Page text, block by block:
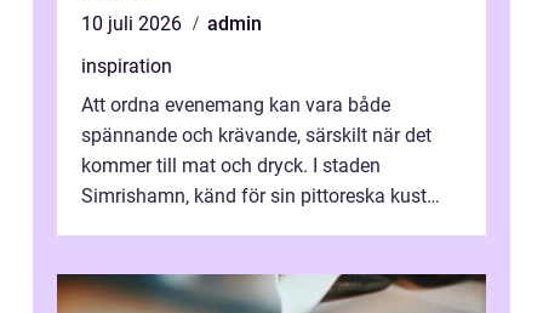
10 juli 2026
admin
inspiration
Att ordna evenemang kan vara både
spännande och krävande, särskilt när det
kommer till mat och dryck. I staden
Simrishamn, känd för sin pittoreska kust